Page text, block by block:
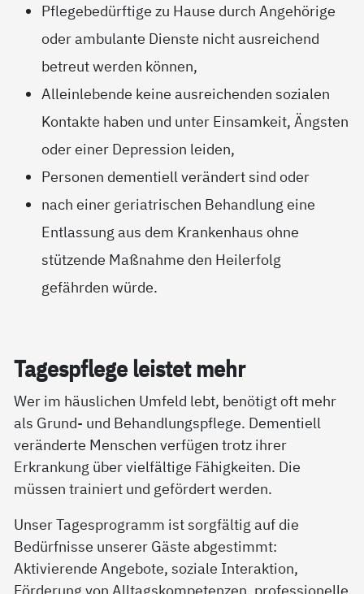
Pflegebedürftige zu Hause durch Angehörige
oder ambulante Dienste nicht ausreichend
betreut werden können,
Alleinlebende keine ausreichenden sozialen
Kontakte haben und unter Einsamkeit, Ängsten
oder einer Depression leiden,
Personen dementiell verändert sind oder
nach einer geriatrischen Behandlung eine
Entlassung aus dem Krankenhaus ohne
stützende Maßnahme den Heilerfolg
gefährden würde.
Ta­gespf­le­ge leis­tet mehr
Wer im häuslichen Umfeld lebt, benötigt oft mehr
als Grund- und Behandlungspflege. Dementiell
veränderte Menschen verfügen trotz ihrer
Erkrankung über vielfältige Fähigkeiten. Die
müssen trainiert und gefördert werden.
Unser Tagesprogramm ist sorgfältig auf die
Bedürfnisse unserer Gäste abgestimmt:
Aktivierende Angebote, soziale Interaktion,
Förderung von Alltagskompetenzen, professionelle